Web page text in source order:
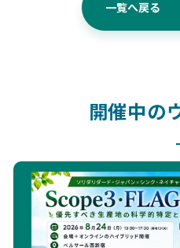
一覧へ戻る
開催中の